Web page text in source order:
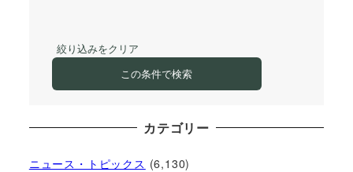
絞り込みをクリア
この条件で検索
カテゴリー
ニュース・トピックス (6,130)